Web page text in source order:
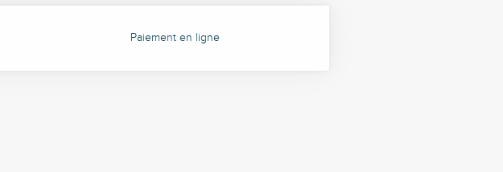
Paiement en ligne